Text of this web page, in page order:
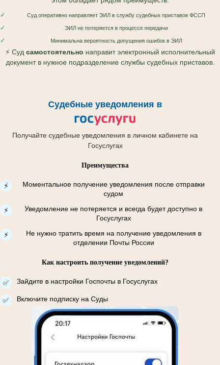
✓ Суд оперативно направляет ЭИЛ в службу судебных приставов ФССП
✓ ЭИЛ не потеряется в процессе передачи
✓ Минимальна вероятность допущения ошибок в ЭИЛ
⚡ Суд самостоятельно направит электронный исполнительный
документ в нужное подразделение службы судебных приставов.
Судебные уведомления в
Получайте судебные уведомления в личном кабинете на
Госуслугах
Преимущества
⚡
Моментальное получение уведомления после отправки
судом
⚡
Уведомление не потеряется и всегда будет доступно в
Госуслугах
⚡
Не нужно тратить время на получение уведомления в
отделении Почты России
Как настроить получение уведомлений?
✅ Зайдите в настройки Госпочты в Госуслугах
✅ Включите подписку на Суды